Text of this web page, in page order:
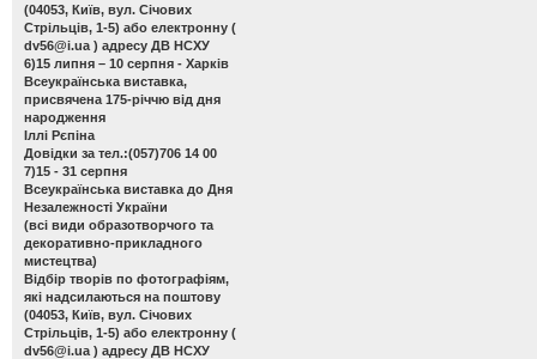
(04053, Київ, вул. Січових
Стрільців, 1-5) або електронну (
dv56@i.ua ) адресу ДВ НСХУ
6)15 липня – 10 серпня - Харків
Всеукраїнська виставка,
присвячена 175-річчю від дня
народження
Іллі Рєпіна
Довідки за тел.:(057)706 14 00
7)15 - 31 серпня
Всеукраїнська виставка до Дня
Незалежності України
(всі види образотворчого та
декоративно-прикладного
мистецтва)
Відбір творів по фотографіям,
які надсилаються на поштову
(04053, Київ, вул. Січових
Стрільців, 1-5) або електронну (
dv56@i.ua ) адресу ДВ НСХУ